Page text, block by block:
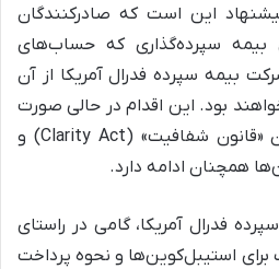
این است که صادرکنندگان
بیمه سپرده‌گذاری که حساب‌های
بیمه سپرده فدرال آمریکا از آن
بود. این اقدام در حالی صورت
می‌گیرد که بحث‌ها پیرامون «قانون شفافیت» (Clarity Act) و
همچنان ادامه دارد.
فدرال آمریکا، گامی در راستای
استیبل‌کوین‌ها و نحوه پرداخت